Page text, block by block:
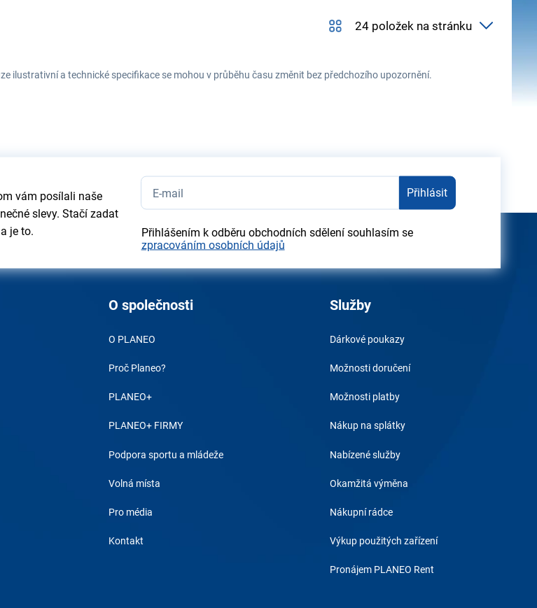
ilustrativní a technické specifikace se mohou v průběhu času změnit bez předchozího upozornění.
vám posílali naše
slevy. Stačí zadat
je to.
Přihlásit
Přihlášením k odběru obchodních sdělení souhlasím se
zpracováním osobních údajů
O společnosti
O PLANEO
Proč Planeo?
PLANEO+
PLANEO+ FIRMY
Podpora sportu a mládeže
Volná místa
Pro média
Kontakt
Služby
Dárkové poukazy
Možnosti doručení
Možnosti platby
Nákup na splátky
Nabízené služby
Okamžitá výměna
Nákupní rádce
Výkup použitých zařízení
Pronájem PLANEO Rent